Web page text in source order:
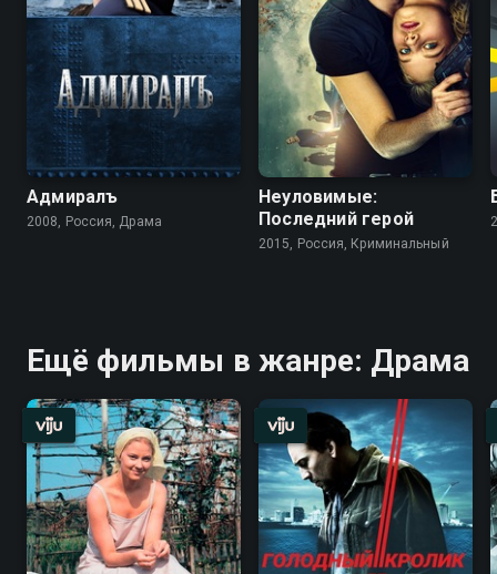
Адмиралъ
2008, Россия, Драма
Неуловимые:
Последний герой
2015, Россия, Криминальный
Ещё фильмы в жанре: Драма